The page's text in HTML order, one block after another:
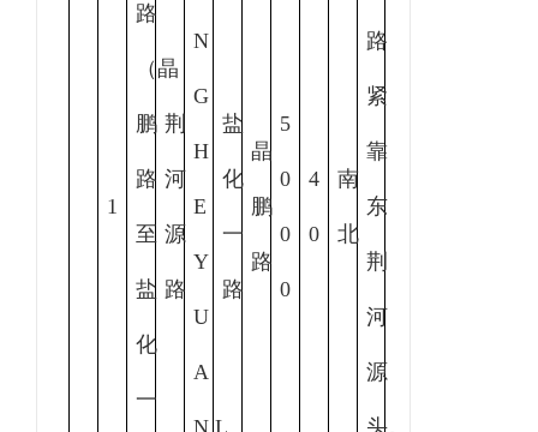
1
路
（晶
鹏
路
至
盐
化
一
荆
河
源
路
N
G
H
E
Y
U
A
盐
化
一
路
晶
鹏
路
5
0
0
0
4
0
南
北
路
紧
靠
东
荆
河
源